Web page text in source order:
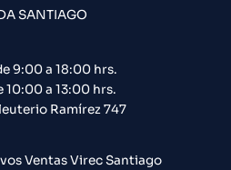
SANTIAGO
9:00 a 18:00 hrs.
10:00 a 13:00 hrs.
Ramírez 747​
Ventas Virec Santiago